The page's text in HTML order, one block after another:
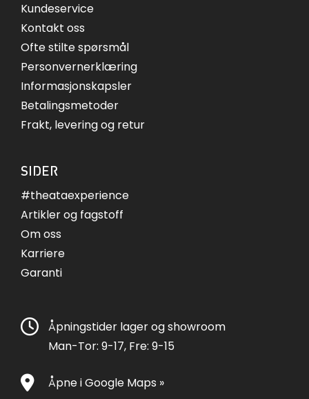
Kundeservice
Kontakt oss
Ofte stilte spørsmål
Personvernerklæring
Informasjonskapsler
Betalingsmetoder
Frakt, levering og retur
SIDER
#theataexperience
Artikler og fagstoff
Om oss
Karriere
Garanti
Åpningstider lager og showroom
Man-Tor: 9-17, Fre: 9-15
Åpne i Google Maps »